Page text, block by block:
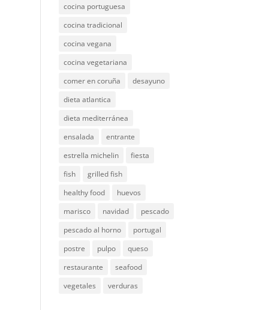
cocina portuguesa
cocina tradicional
cocina vegana
cocina vegetariana
comer en coruña
desayuno
dieta atlantica
dieta mediterránea
ensalada
entrante
estrella michelin
fiesta
fish
grilled fish
healthy food
huevos
marisco
navidad
pescado
pescado al horno
portugal
postre
pulpo
queso
restaurante
seafood
vegetales
verduras